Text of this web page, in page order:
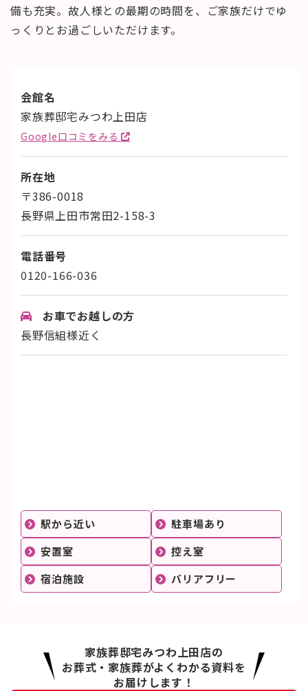
備も充実。故人様との最期の時間を、ご家族だけでゆ
っくりとお過ごしいただけます。
会館名
家族葬邸宅みつわ上田店
Google口コミをみる
所在地
〒386-0018
長野県上田市常田2-158-3
電話番号
0120-166-036
お車でお越しの方
長野信組様近く
駅から近い
駐車場あり
安置室
控え室
宿泊施設
バリアフリー
家族葬邸宅みつわ上田店の
お葬式・家族葬がよくわかる資料を
お届けします！